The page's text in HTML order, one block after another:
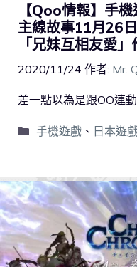
【Qoo情報】手
主線故事11月26
「兄妹互相友愛
2020/11/24 作者: Mr.
差一點以為是跟OO連動…
手機遊戲、 日本遊